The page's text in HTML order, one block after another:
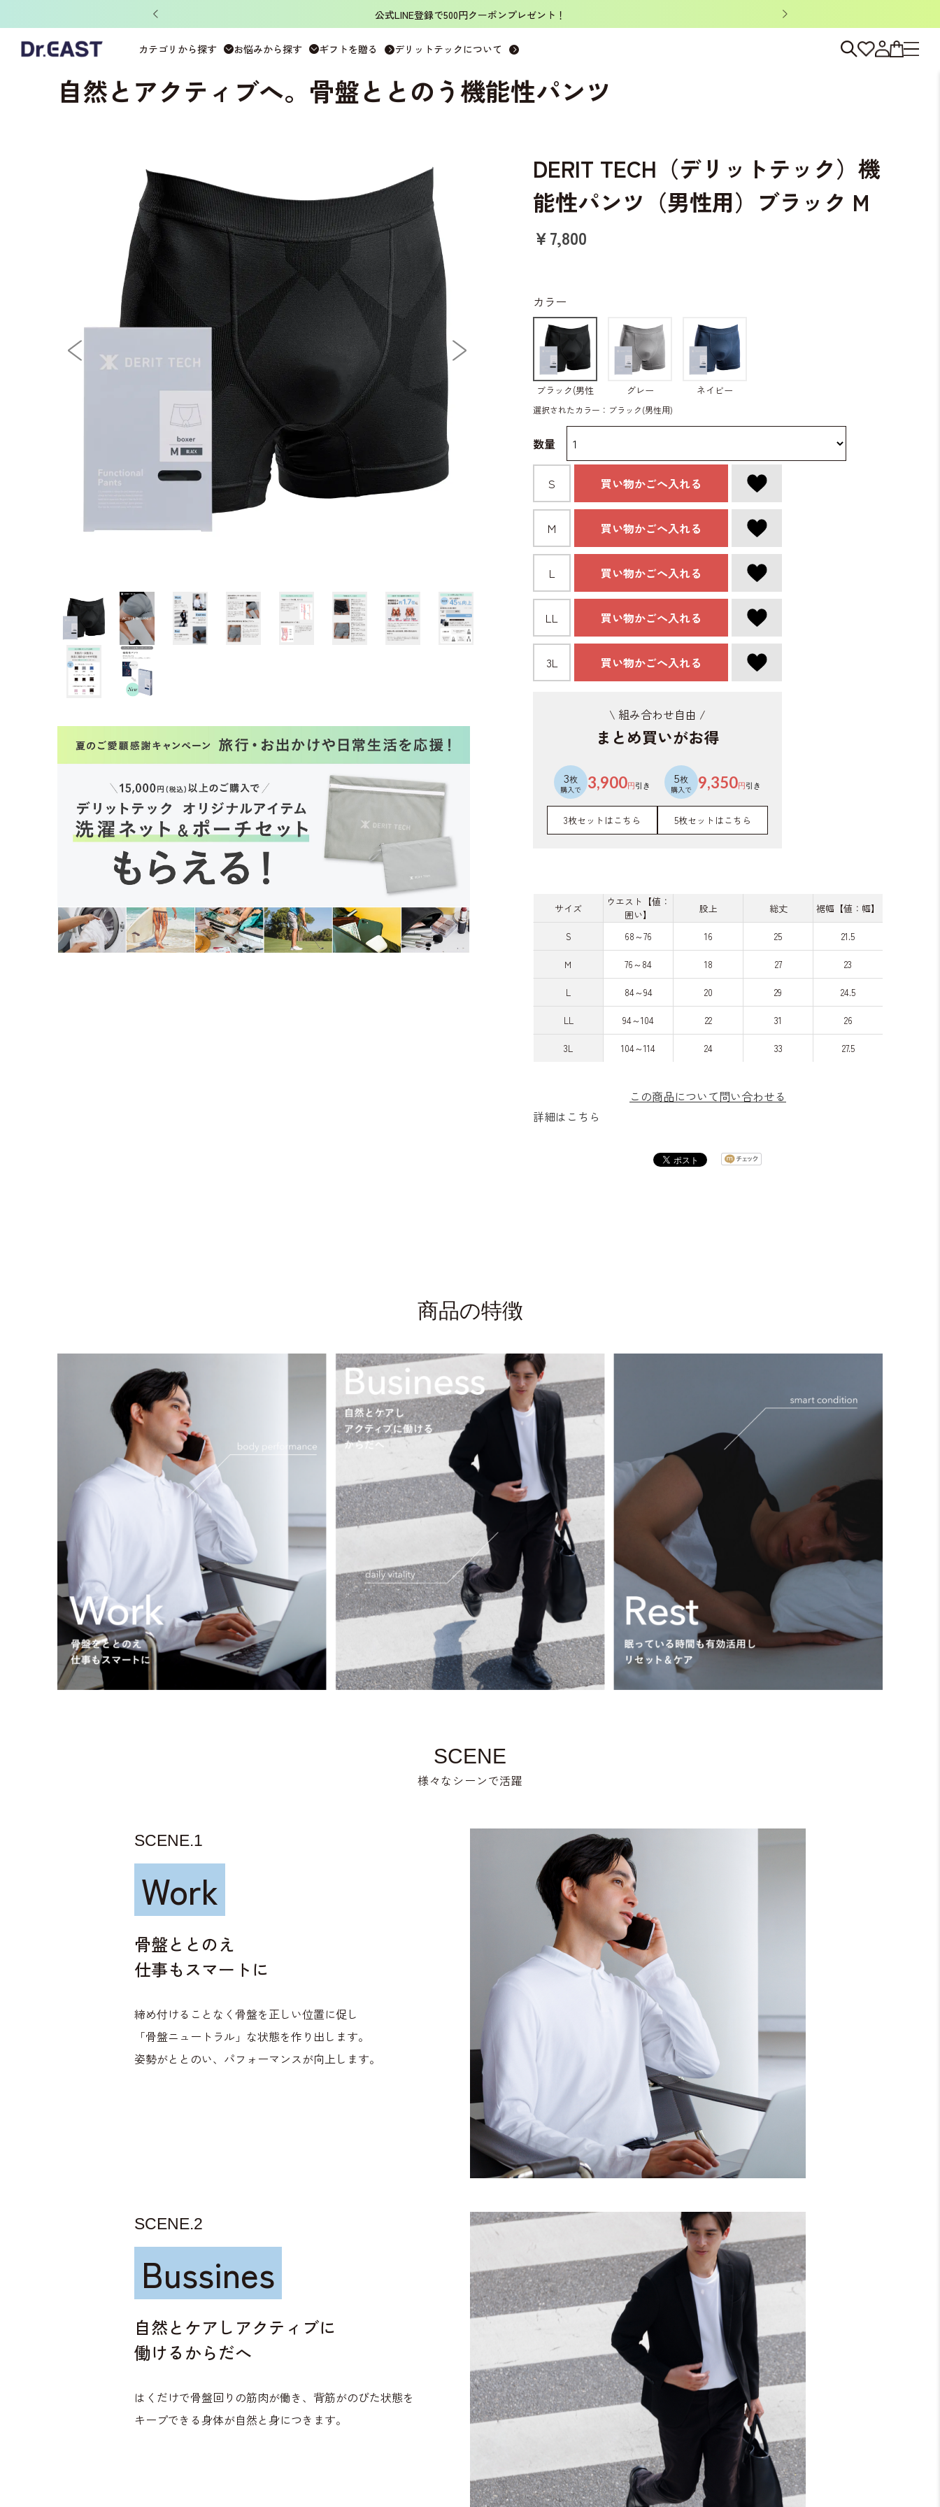
ノベルティキャンペーン開催中！15000円以上のご購入でオリジナル「洗濯ネット&ポーチセット」がもらえる！
カテゴリから探す お悩みから探す ギフトを贈る デリットテックについて
DERIT TECH DERIT TECH（デリットテック）機能性パンツ（男性用）ブラック M
自然とアクティブへ。骨盤ととのう機能性パンツ
DERIT TECH（デリットテック）機
能性パンツ（男性用）ブラック M
￥7,800
\ 組み合わせ自由 /
まとめ買いがお得
3枚
購入で 3,900円引き 5枚
購入で 9,350円引き
3枚セットはこちら 5枚セットはこちら
サイズ
ウエスト【値：
囲い】
股上 総丈 裾幅【値：幅】
S 68～76 16 25 21.5
Ｍ 76～84 18 27 23
L 84～94 20 29 24.5
LL 94～104 22 31 26
3L 104～114 24 33 27.5
カラー
ブラック(男性
用)
グレー ネイビー
選択されたカラー：ブラック(男性用)
数量
S 買い物かごへ入れる
Ｍ 買い物かごへ入れる
L 買い物かごへ入れる
LL 買い物かごへ入れる
3L 買い物かごへ入れる
この商品について問い合わせる
詳細はこちら
商品の特徴
SCENE
様々なシーンで活躍
SCENE.1
Work
骨盤ととのえ
仕事もスマートに
締め付けることなく骨盤を正しい位置に促し
「骨盤ニュートラル」な状態を作り出します。
姿勢がととのい、パフォーマンスが向上します。
SCENE.2
Bussines
自然とケアしアクティブに
働けるからだへ
はくだけで骨盤回りの筋肉が働き、背筋がのびた状態を
キープできる身体が自然と身につきます。